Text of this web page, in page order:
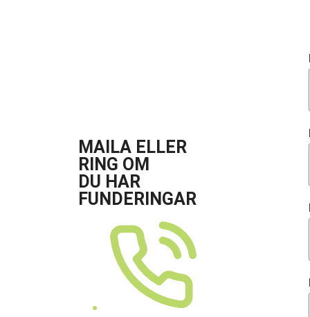
MAILA ELLER
RING OM
DU HAR
FUNDERINGAR